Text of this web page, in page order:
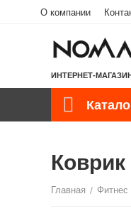
О компании
ИНТЕРНЕТ-
Главная / Фитнес